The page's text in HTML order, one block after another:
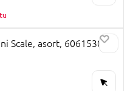
Scale, asort, 6061530